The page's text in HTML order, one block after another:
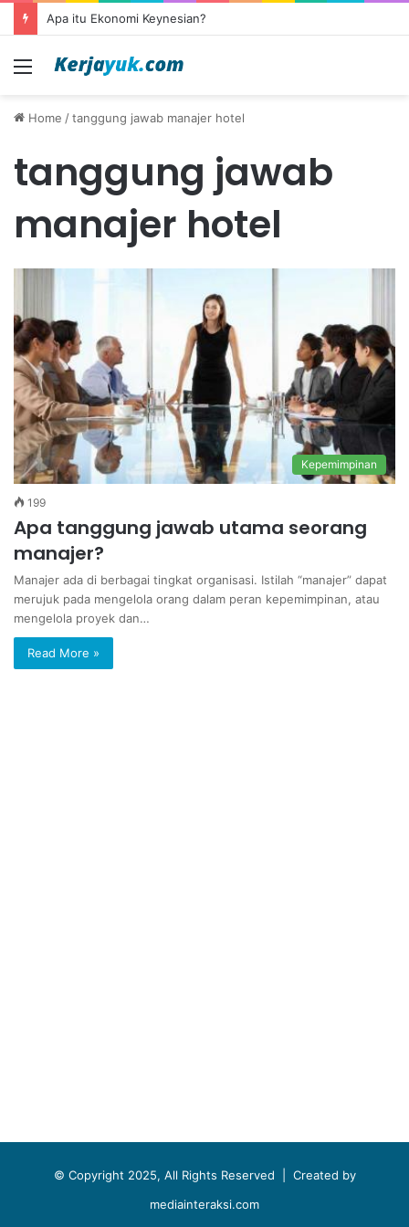
Apa itu Ekonomi Keynesian?
Menu
Home /tanggung jawab manajer hotel
tanggung jawab
manajer hotel
Kepemimpinan
199
Apa tanggung jawab utama seorang
manajer?
Manajer ada di berbagai tingkat organisasi. Istilah “manajer” dapat
merujuk pada mengelola orang dalam peran kepemimpinan, atau
mengelola proyek dan…
Read More »
© Copyright 2025, All Rights Reserved | Created by
mediainteraksi.com